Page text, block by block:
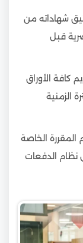
شهاداته من
قبل
كافة الأوراق
الزمنية
المقررة الخاصة
نظام الدفعات